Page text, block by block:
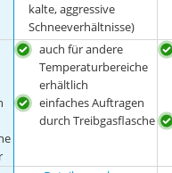
kalte, aggressive
Schneeverhältnisse)
auch für andere
Temperaturbereiche
erhältlich
einfaches Auftragen
durch Treibgasflasche